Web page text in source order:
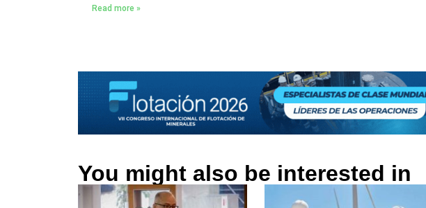
Read more »
You might also be interested in